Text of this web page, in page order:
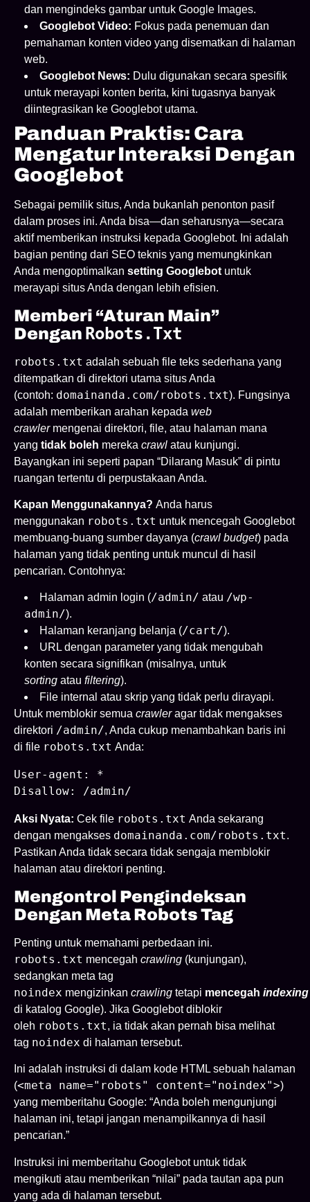
dan mengindeks gambar untuk Google Images.
Googlebot Video: Fokus pada penemuan dan
pemahaman konten video yang disematkan di halaman
web.
Googlebot News: Dulu digunakan secara spesifik
untuk merayapi konten berita, kini tugasnya banyak
diintegrasikan ke Googlebot utama.
Panduan Praktis: Cara
Mengatur Interaksi Dengan
Googlebot
Sebagai pemilik situs, Anda bukanlah penonton pasif
dalam proses ini. Anda bisa—dan seharusnya—secara
aktif memberikan instruksi kepada Googlebot. Ini adalah
bagian penting dari SEO teknis yang memungkinkan
Anda mengoptimalkan setting Googlebot untuk
merayapi situs Anda dengan lebih efisien.
Memberi “Aturan Main”
Dengan Robots.txt
robots.txt adalah sebuah file teks sederhana yang
ditempatkan di direktori utama situs Anda
(contoh: domainanda.com/robots.txt). Fungsinya
adalah memberikan arahan kepada web
crawlermengenai direktori, file, atau halaman mana
yang tidak boleh mereka crawl atau kunjungi.
Bayangkan ini seperti papan “Dilarang Masuk” di pintu
ruangan tertentu di perpustakaan Anda.
Kapan Menggunakannya? Anda harus
menggunakan robots.txt untuk mencegah Googlebot
membuang-buang sumber dayanya (crawl budget) pada
halaman yang tidak penting untuk muncul di hasil
pencarian. Contohnya:
Halaman admin login (/admin/ atau /wp-
admin/).
Halaman keranjang belanja (/cart/).
URL dengan parameter yang tidak mengubah
konten secara signifikan (misalnya, untuk
sorting atau filtering).
File internal atau skrip yang tidak perlu dirayapi.
Untuk memblokir semua crawleragar tidak mengakses
direktori /admin/, Anda cukup menambahkan baris ini
di file robots.txt Anda:
User-agent: *
Aksi Nyata: Cek file robots.txt Anda sekarang
dengan mengakses domainanda.com/robots.txt.
Pastikan Anda tidak secara tidak sengaja memblokir
halaman atau direktori penting.
Mengontrol Pengindeksan
Dengan Meta Robots Tag
Penting untuk memahami perbedaan ini.
robots.txt mencegah crawling (kunjungan),
sedangkan meta tag
noindex mengizinkan crawling tetapi mencegah indexing
di katalog Google). Jika Googlebot diblokir
oleh robots.txt, ia tidak akan pernah bisa melihat
tag noindex di halaman tersebut.
Ini adalah instruksi di dalam kode HTML sebuah halaman
(<meta name="robots" content="noindex">)
yang memberitahu Google: “Anda boleh mengunjungi
halaman ini, tetapi jangan menampilkannya di hasil
pencarian.”
Instruksi ini memberitahu Googlebot untuk tidak
mengikuti atau memberikan “nilai” pada tautan apa pun
yang ada di halaman tersebut.